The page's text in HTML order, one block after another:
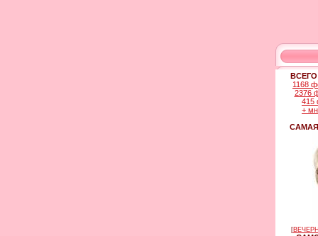
1168
2376
415
+
[